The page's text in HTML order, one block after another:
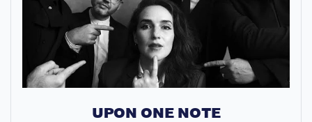
UPON ONE NOTE